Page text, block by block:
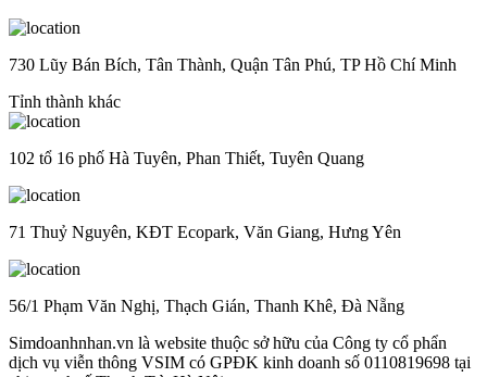
730 Lũy Bán Bích, Tân Thành, Quận Tân Phú, TP Hồ Chí Minh
Tỉnh thành khác
102 tổ 16 phố Hà Tuyên, Phan Thiết, Tuyên Quang
71 Thuỷ Nguyên, KĐT Ecopark, Văn Giang, Hưng Yên
56/1 Phạm Văn Nghị, Thạch Gián, Thanh Khê, Đà Nẵng
Simdoanhnhan.vn là website thuộc sở hữu của Công ty cổ phẩn
dịch vụ viễn thông VSIM có GPĐK kinh doanh số 0110819698 tại